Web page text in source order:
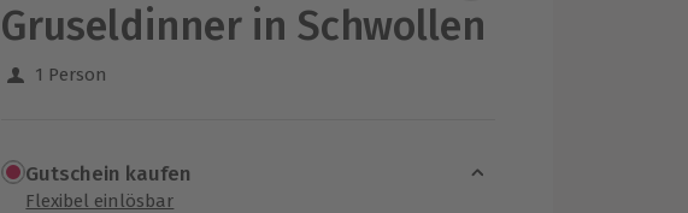
Gruseldinner in Schwollen
1 Person
Gutschein kaufen
Flexibel einlösbar